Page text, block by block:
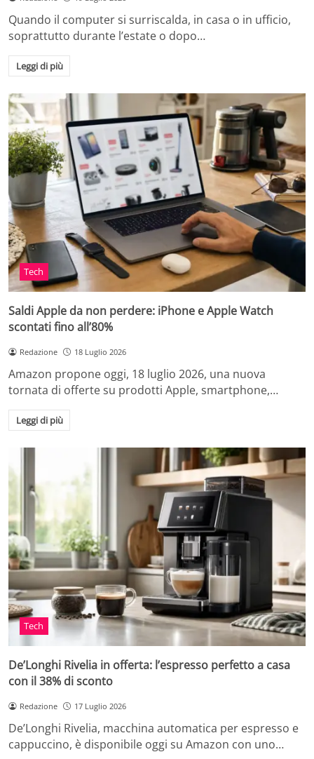
Quando il computer si surriscalda, in casa o in ufficio,
soprattutto durante l’estate o dopo…
Leggi di più
Tech
Saldi Apple da non perdere: iPhone e Apple Watch
scontati fino all’80%
Redazione 18 Luglio 2026
Amazon propone oggi, 18 luglio 2026, una nuova
tornata di offerte su prodotti Apple, smartphone,…
Leggi di più
Tech
De’Longhi Rivelia in offerta: l’espresso perfetto a casa
con il 38% di sconto
Redazione 17 Luglio 2026
De’Longhi Rivelia, macchina automatica per espresso e
cappuccino, è disponibile oggi su Amazon con uno…